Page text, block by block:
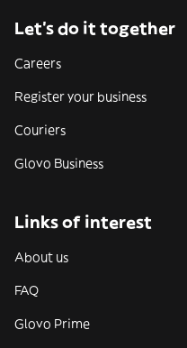
Let’s do it together
Careers
Register your business
Couriers
Glovo Business
Links of interest
About us
FAQ
Glovo Prime